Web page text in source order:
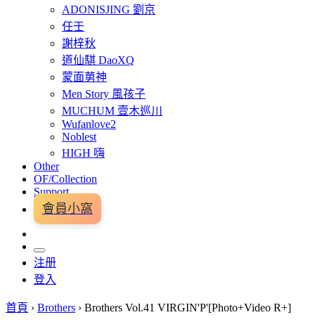
ADONISJING 劉京
任壬
謝梓秋
道仙騏 DaoXQ
蒙面莮神
Men Story 風孩子
MUCHUM 壹木巡川
Wufanlove2
Noblest
HIGH 嗨
Other
OF/Collection
Support
會員小窩
注册
登入
首頁 › Brothers › Brothers Vol.41 VIRGIN'P'[Photo+Video R+]